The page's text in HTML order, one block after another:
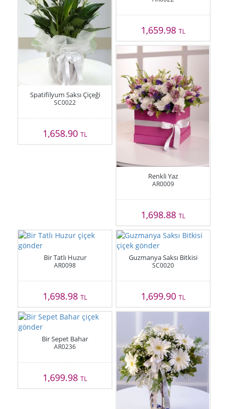
Spatifilyum Saksı Çiçeği
SC0022
1,658.90TL
1,659.98 TL
Renkli Yaz
AR0009
1,698.88 TL
Bir Tatlı Huzur
AR0098
1,698.98TL
Guzmanya Saksı Bitkisi
SC0020
1,699.90 TL
Bir Sepet Bahar
AR0236
1,699.98TL